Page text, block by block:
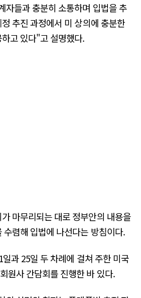
자들과 충분히 소통하며 입법을 추
추진 과정에서 미 상의에 충분한
고 있다"고 설명했다.
마무리되는 대로 정부안의 내용을
수렴해 입법에 나선다는 방침이다.
과 25일 두 차례에 걸쳐 주한 미국
원사 간담회를 진행한 바 있다.